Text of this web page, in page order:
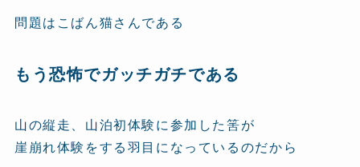
問題はこばん猫さんである
もう恐怖でガッチガチである
山の縦走、山泊初体験に参加した筈が
崖崩れ体験をする羽目になっているのだから